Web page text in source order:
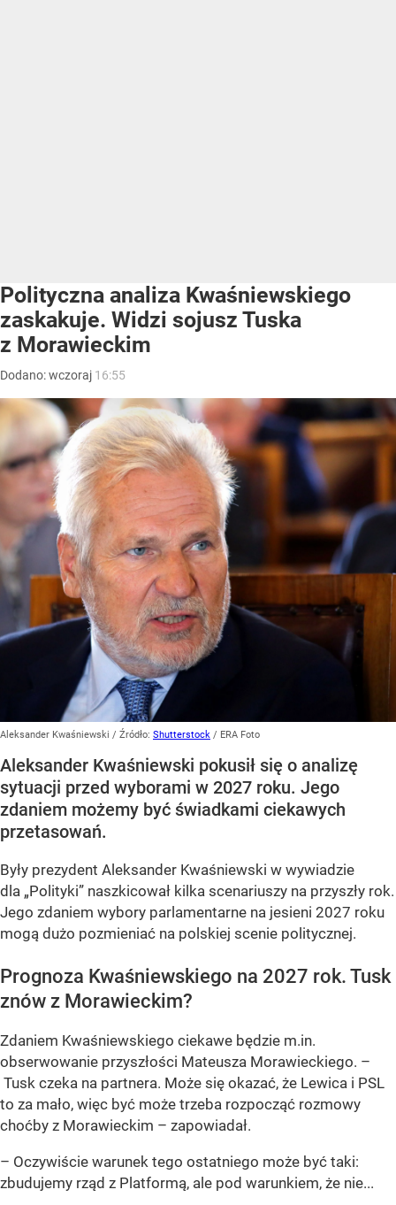
Polityczna analiza Kwaśniewskiego
zaskakuje. Widzi sojusz Tuska
z Morawieckim
Dodano:wczoraj 16:55
Aleksander Kwaśniewski / Źródło: Shutterstock / ERA Foto
Aleksander Kwaśniewski pokusił się o analizę
sytuacji przed wyborami w 2027 roku. Jego
zdaniem możemy być świadkami ciekawych
przetasowań.
Były prezydent Aleksander Kwaśniewski w wywiadzie
dla „Polityki” naszkicował kilka scenariuszy na przyszły rok.
Jego zdaniem wybory parlamentarne na jesieni 2027 roku
mogą dużo pozmieniać na polskiej scenie politycznej.
Prognoza Kwaśniewskiego na 2027 rok. Tusk
znów z Morawieckim?
Zdaniem Kwaśniewskiego ciekawe będzie m.in.
obserwowanie przyszłości Mateusza Morawieckiego. –
Tusk czeka na partnera. Może się okazać, że Lewica i PSL
to za mało, więc być może trzeba rozpocząć rozmowy
choćby z Morawieckim – zapowiadał.
– Oczywiście warunek tego ostatniego może być taki:
zbudujemy rząd z Platformą, ale pod warunkiem, że nie...